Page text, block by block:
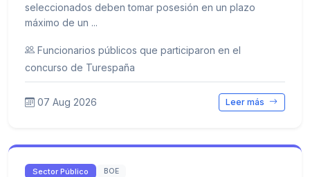
seleccionados deben tomar posesión en un plazo
máximo de un ...
Funcionarios públicos que participaron en el
concurso de Turespaña
07 Aug 2026 Leer más
Sector Público BOE